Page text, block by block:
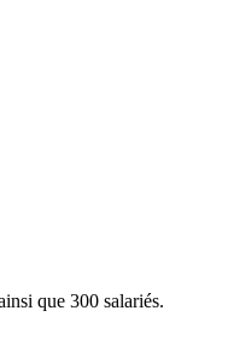
que 300 salariés.